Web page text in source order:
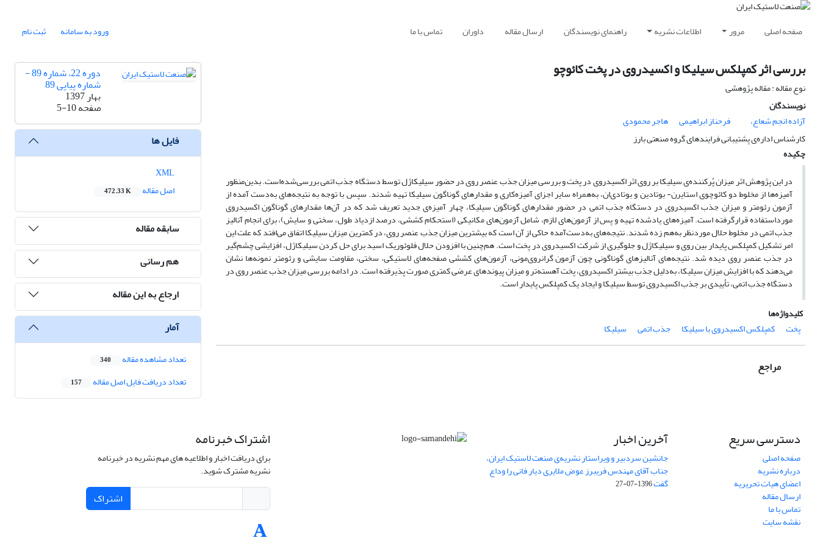
صفحه اصلی مرور اطلاعات نشریه راهنمای نویسندگان ارسال مقاله داوران تماس با ما ورود به سامانه ثبت نام
بررسی اثر کمپلکس سیلیکا و اکسیدروی در پخت کائوچو
نوع مقاله : مقاله پژوهشی
نویسندگان
آزاده انجم شعاع،
فرحناز ابراهیمی
هاجر محمودی
کارشناس اداره‌ی پشتیبانی فرایندهای گروه صنعتی بارز
چکیده
در این پژوهش اثر میزان پُرکننده‌ی سیلیکا بر روی اثر اکسید‌روی در پخت و بررسی میزان جذب عنصر روی در حضور سیلیکاژل توسط دستگاه جذب اتمی بررسی‌شده‌است. بدین‌منظور
آمیزه‌ها از مخلوط دو کائوچوی استایرن- بوتادین و بوتادی‌ان، به‌همراه سایر اجزای آمیزه‌کاری و مقدارهای گوناگون سیلیکا تهیه شدند. سپس با توجه به نتیجه‌های به‌دست آمده از
آزمون رئومتر و میزان جذب اکسیدروی در دستگاه جذب اتمی در حضور مقدارهای گوناگون سیلیکا، چهار آمیزه‌ی جدید تعریف شد که در آن‌ها مقدار‌های گوناگون اکسیدروی
مورداستفاده قرارگرفته است. آمیزه‌های یادشده تهیه و پس از آزمون‌های لازم، شامل آزمون‌های مکانیکی (استحکام کششی، درصد ازدیاد طول، سختی و سایش)، برای انجام آنالیز
جذب اتمی در مخلوط حلال موردنظر به‌هم زده شدند. نتیجه‌های به‌دست‌آمده حاکی از آن است که بیشترین میزان جذب عنصر روی، در کمترین میزان سیلیکا اتفاق می‌افتد که علت این
امر تشکیل کمپلکس پایدار بین روی و سیلیکاژل و جلوگیری از شرکت اکسیدروی در پخت است. هم‌چنین با افزودن حلال فلوئوریک اسید برای حل کردن سیلیکاژل، افزایشی چشم‌گیر
در جذب عنصر روی دیده شد. نتیجه‌های آنالیزهای گوناگونی چون آزمون گرانروی‌مونی، آزمون‌های کششی صفحه‌های لاستیکی، سختی، مقاومت سایشی و رئومتر نمونه‌ها نشان
می‌دهند که با افزایش میزان سیلیکا، به‌دلیل جذب بیشتر اکسیدروی، پخت آهسته‌تر و میزان پیوندهای عرضی کمتری صورت پذیرفته است. در ادامه بررسی میزان جذب عنصر روی در
دستگاه جذب اتمی، تأییدی بر جذب اکسیدروی توسط سیلیکا و ایجاد یک کمپلکس پایدار است.
کلیدواژه‌ها
پخت
کمپلکس اکسیدروی با سیلیکا جذب اتمی سیلیکا
مراجع
دوره 22، شماره 89 -
شماره پیاپی 89
بهار 1397
صفحه5-10
فایل ها
اصل مقاله
472.33 K
سابقه مقاله
هم رسانی
ارجاع به این مقاله
آمار
تعداد مشاهده مقاله 340
تعداد دریافت فایل اصل مقاله 157
دسترسی سریع
صفحه اصلی
درباره نشریه
اعضای هیات تحریریه
ارسال مقاله
تماس با ما
نقشه سایت
آخرین اخبار
جانشین سردبیر و ویراستار نشریه‌ی صنعت لاستیک ایران،
جناب آقای مهندس فریبرز عوض ملایری دیار فانی را وداع
گفت1396-07-27
اشتراک خبرنامه
برای دریافت اخبار و اطلاعیه های مهم نشریه در خبرنامه
نشریه مشترک شوید.
اشتراک